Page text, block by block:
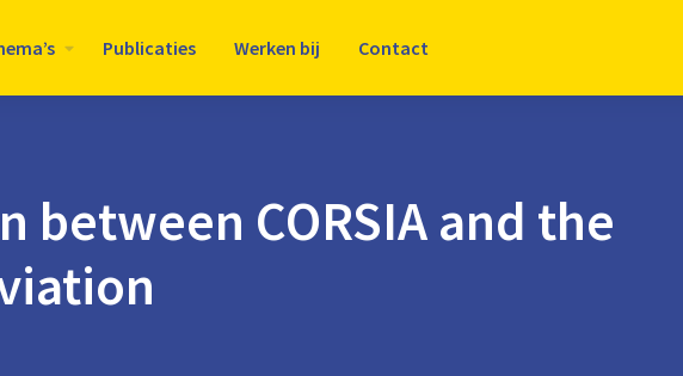
Publicaties Werken bij Contact
between CORSIA and the